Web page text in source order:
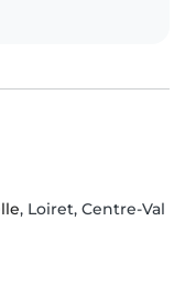
, Loiret, Centre-Val